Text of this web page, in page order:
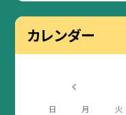
カレンダー
日 月 火